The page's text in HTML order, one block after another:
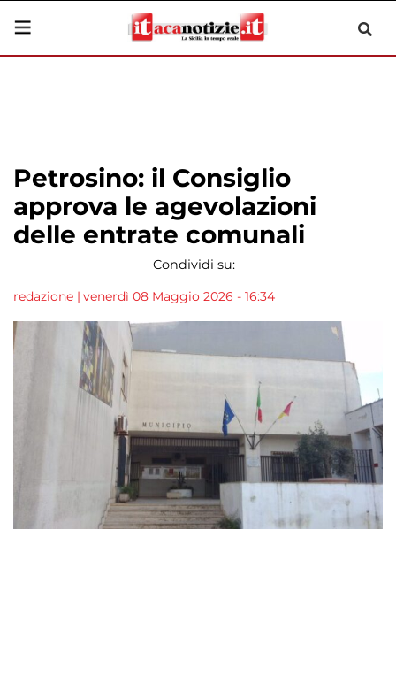
Petrosino: il Consiglio
approva le agevolazioni
delle entrate comunali
Condividi su:
redazione | venerdì 08 Maggio 2026 - 16:34